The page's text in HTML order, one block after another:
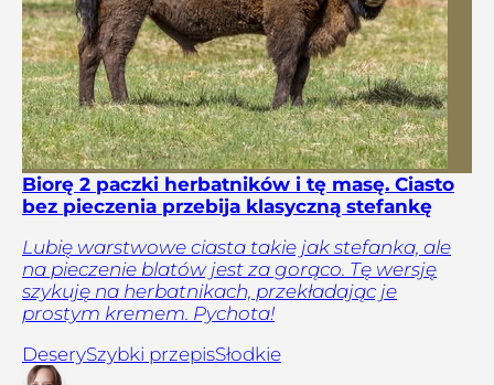
Biorę 2 paczki herbatników i tę masę. Ciasto
bez pieczenia przebija klasyczną stefankę
Lubię warstwowe ciasta takie jak stefanka, ale
na pieczenie blatów jest za gorąco. Tę wersję
szykuję na herbatnikach, przekładając je
prostym kremem. Pychota!
DeserySzybki przepisSłodkie